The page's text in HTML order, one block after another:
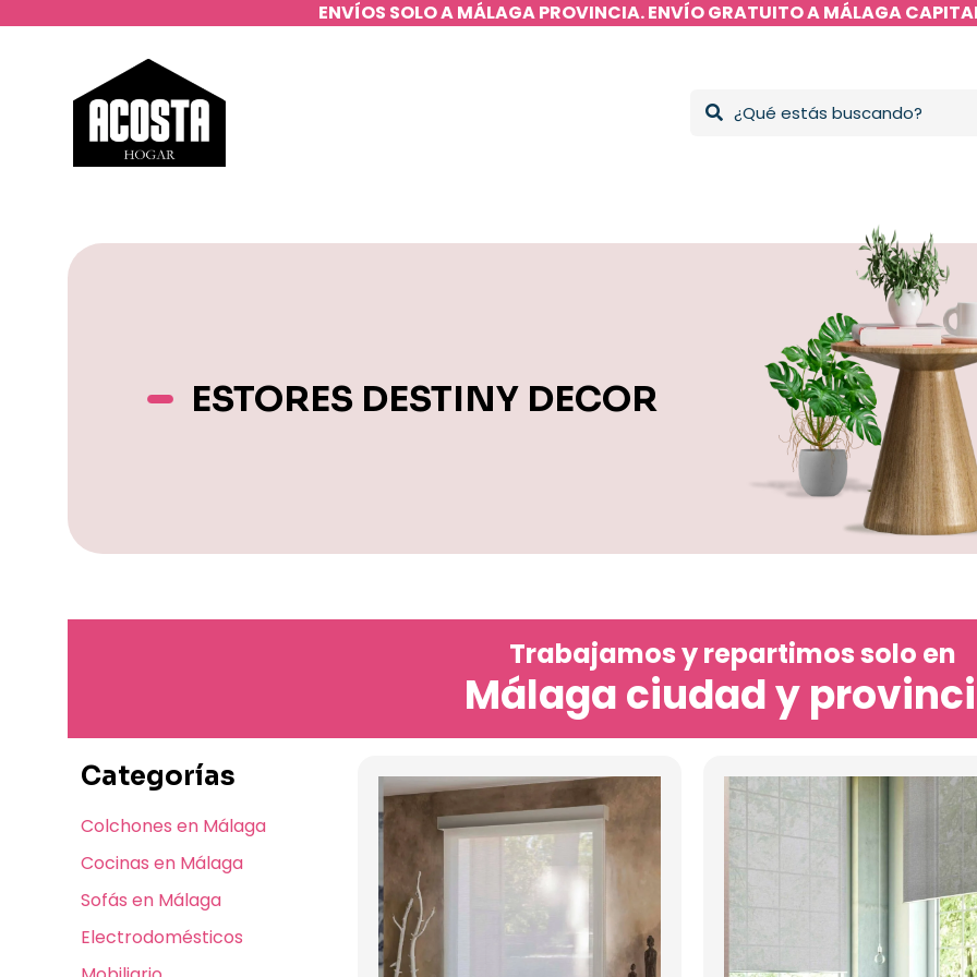
ENVÍOS SOLO A MÁLAGA PROVINCIA. ENVÍO GRATUITO A MÁLAGA
ESTORES DESTINY DECOR
Trabajamos y repartimos solo en
Málaga ciudad y
Categorías
Colchones en Málaga
Cocinas en Málaga
Sofás en Málaga
Electrodomésticos